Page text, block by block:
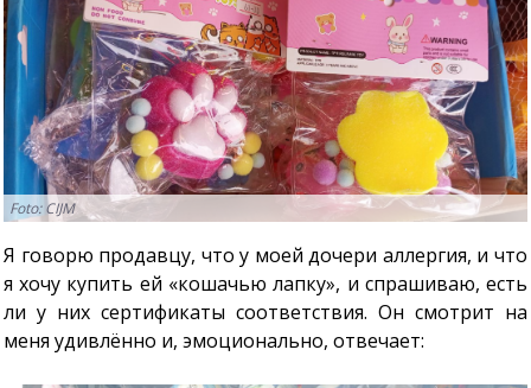
Foto: CIJM
Я говорю продавцу, что у моей дочери аллергия, и что
я хочу купить ей «кошачью лапку», и спрашиваю, есть
ли у них сертификаты соответствия. Он смотрит на
меня удивлённо и, эмоционально, отвечает: